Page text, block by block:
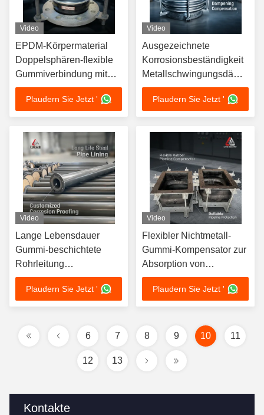
Kontakte
Video
EPDM-Körpermaterial
Doppelsphären-flexible
Gummiverbindung mit
geflanschten Enden zur
Gewährleistung von
Dichtung und Flexibilität
Flüssigkeitstransportsystemen
Plaudern Sie Jetzt '
Video
Ausgezeichnete
Korrosionsbeständigkeit
Metallschwingungsdämpfer
Kompensator geeignet
für harte industrielle
Bedingungen
Plaudern Sie Jetzt '
Video
Lange Lebensdauer
Gummi-beschichtete
Rohrleitung
Individualisierte
Stahlrohrverkleidung
Optionales Material
korrosionsbeständig
Plaudern Sie Jetzt '
Video
Flexibler Nichtmetall-
Gummi-Kompensator zur
Absorption von
Vibrationen und zum
Ausgleich von
Wärmeausdehnung in
Plaudern Sie Jetzt '
6 7 8 9 10 11
12 13